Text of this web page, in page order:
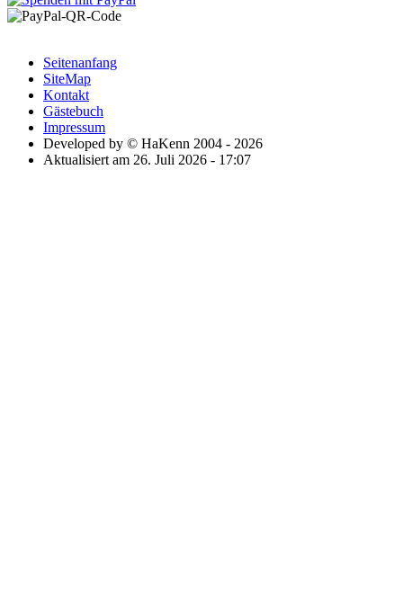
Seitenanfang
SiteMap
Kontakt
Gästebuch
Impressum
Developed by © HaKenn 2004 - 2026
Aktualisiert am 26. Juli 2026 - 17:07